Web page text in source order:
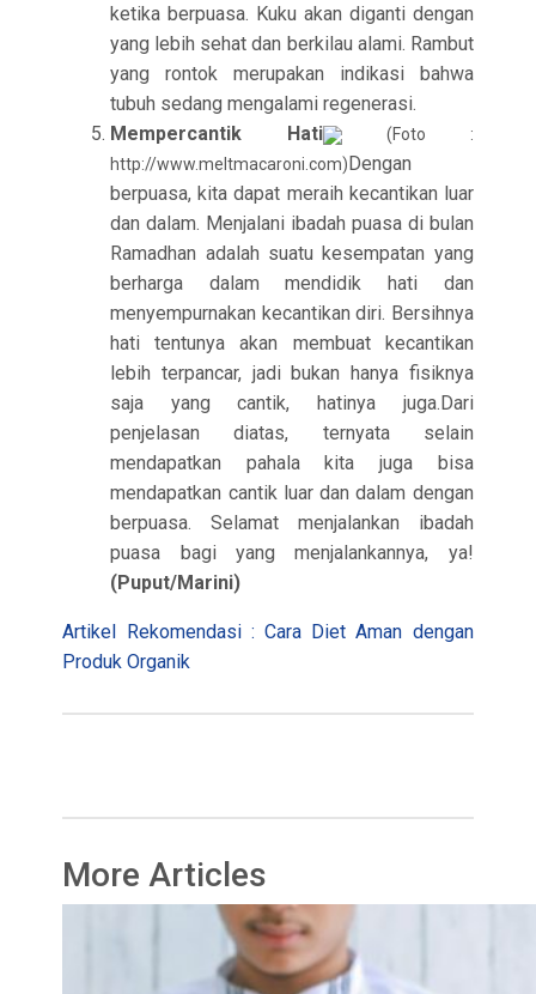
ketika berpuasa. Kuku akan diganti dengan
yang lebih sehat dan berkilau alami. Rambut
yang rontok merupakan indikasi bahwa
tubuh sedang mengalami regenerasi.
Mempercantik Hati
(Foto :
http://www.meltmacaroni.com)Dengan
berpuasa, kita dapat meraih kecantikan luar
dan dalam. Menjalani ibadah puasa di bulan
Ramadhan adalah suatu kesempatan yang
berharga dalam mendidik hati dan
menyempurnakan kecantikan diri. Bersihnya
hati tentunya akan membuat kecantikan
lebih terpancar, jadi bukan hanya fisiknya
saja yang cantik, hatinya juga.Dari
penjelasan diatas, ternyata selain
mendapatkan pahala kita juga bisa
mendapatkan cantik luar dan dalam dengan
berpuasa. Selamat menjalankan ibadah
puasa bagi yang menjalankannya, ya!
(Puput/Marini)
Artikel Rekomendasi : Cara Diet Aman dengan
Produk Organik
More Articles